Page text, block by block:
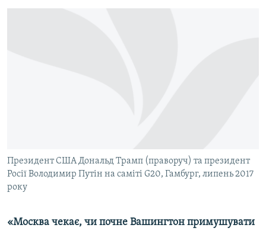
РУС
УКР
Президент США Дональд Трамп (праворуч) та президент
Росії Володимир Путін на саміті G20, Гамбург, липень 2017
року
«Москва чекає, чи почне Вашингтон примушувати